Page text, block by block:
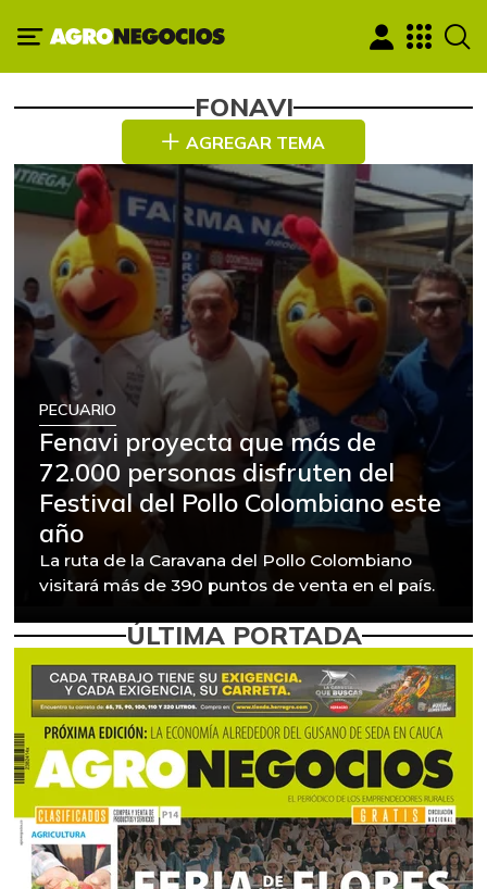
FONAVI
AGREGAR TEMA
PECUARIO
Fenavi proyecta que más de
72.000 personas disfruten del
Festival del Pollo Colombiano este
año
La ruta de la Caravana del Pollo Colombiano
visitará más de 390 puntos de venta en el país.
ÚLTIMA PORTADA